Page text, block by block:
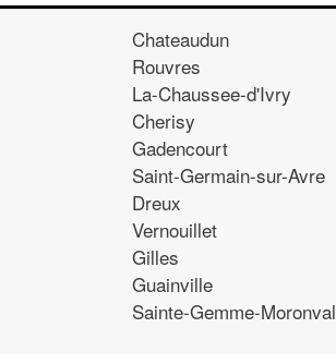
Chateaudun
Rouvres
La-Chaussee-d'Ivry
Cherisy
Gadencourt
Saint-Germain-sur-Avre
Dreux
Vernouillet
Gilles
Guainville
Sainte-Gemme-Moronval